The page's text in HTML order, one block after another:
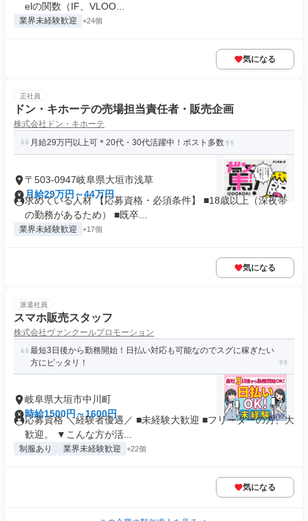
elの関数（IF、VLOO...
業界未経験歓迎 +24個
気になる
正社員
ドン・キホーテの売場担当責任者・販売企画
株式会社ドン・キホーテ
月給29万円以上可＊20代・30代活躍中！ポスト多数
〒503-0947岐阜県大垣市浅草
月給29万円～44万円
求めている人材 【応募資格・必須条件】 ■18歳以上（深夜帯
の勤務があるため） ■既卒...
業界未経験歓迎 +17個
気になる
派遣社員
スマホ販売スタッフ
株式会社ヴァンクールプロモーション
最短3日後から勤務開始！日払い対応も可能なのでスグに稼ぎたい
方にピッタリ！
岐阜県大垣市中川町
時給1500円～1600円
応募資格 ＼経験者優遇／ ■未経験大歓迎 ■フリーターの方、大
歓迎。 ▼こんな方が活...
制服あり 業界未経験歓迎 +22個
気になる